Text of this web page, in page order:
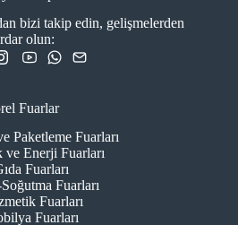
bizi takip edin, gelişmelerden
olun:
Fuarlar
Paketleme Fuarları
ve Enerji Fuarları
Fuarları
Soğutma Fuarları
Fuarları
Fuarları